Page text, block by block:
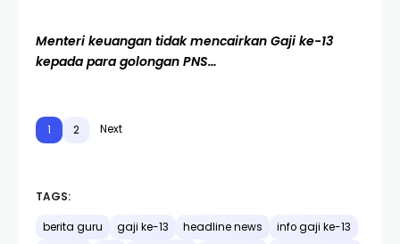
Menteri keuangan tidak mencairkan Gaji ke-13
kepada para golongan PNS…
1 2 Next
TAGS:
berita guru gaji ke-13 headline news
info gaji ke-13